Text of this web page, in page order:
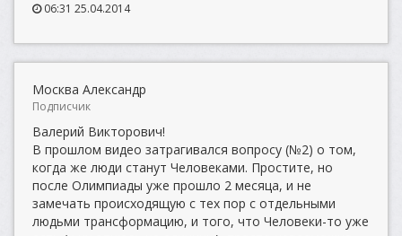
06:31 25.04.2014
Москва Александр
Подписчик
Валерий Викторович!
В прошлом видео затрагивался вопросу (№2) о том,
когда же люди станут Человеками. Простите, но
после Олимпиады уже прошло 2 месяца, и не
замечать происходящую с тех пор с отдельными
людьми трансформацию, и того, что Человеки-то уже